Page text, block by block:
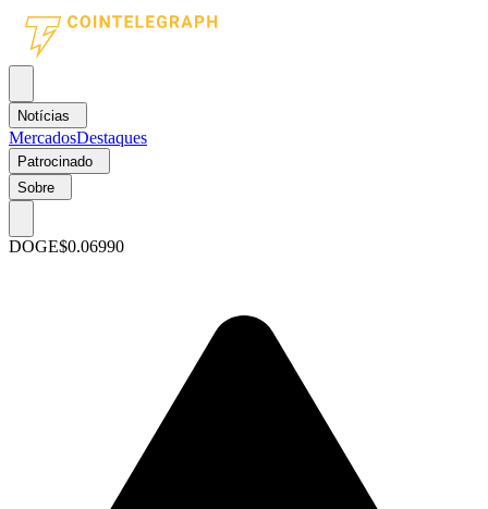
Notícias
MercadosDestaques
Patrocinado
Sobre
DOGE$0.06990